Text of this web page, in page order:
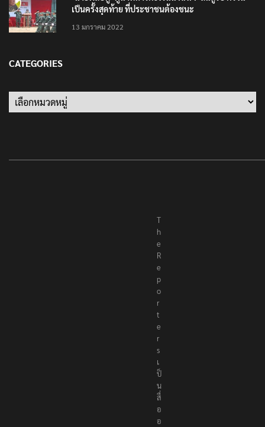
เป็นครั้งสุดท้าย ที่ประชาชนต้องชนะ
13 มกราคม 2022
CATEGORIES
Categories
T
h
e
R
e
p
o
r
t
e
r
s
เ
ป็
น
สื่
อ
อ